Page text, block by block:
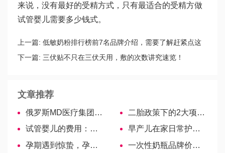
来说，没有最好的受精方式，只有最适合的受精方做
试管婴儿需要多少钱式。
上一篇: 低敏奶粉排行榜前7名品牌介绍，需要了解赶紧点这
里！
下一篇: 三伏贴不只在三伏天用，敷的次数讲究速览！
文章推荐
俄罗斯MD医疗集团妈妈与孩子
二胎政策下的2大项免费体检项目讲解及办理步骤！
试管婴儿的费用：做第三代试管婴儿一次大概需要多少钱！
早产儿在家日常护理指南，各阶段喂养方式大不相同-美国试管婴儿
孕期遇到惊蛰，孕妇注意事项汇总！
一次性奶瓶品牌价格表，该怎么选择看完就知道啦